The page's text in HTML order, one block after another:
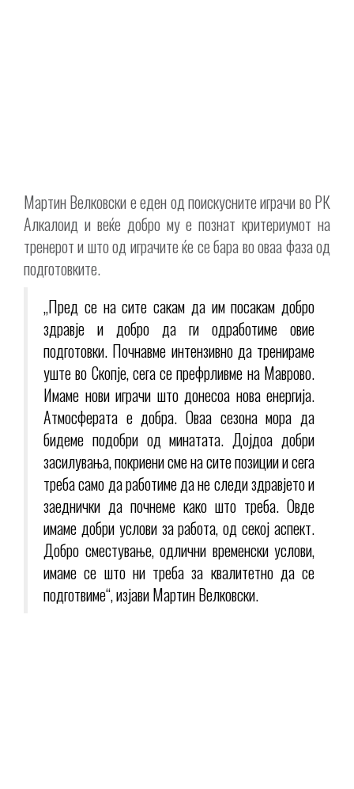
Мартин Велковски е еден од поискусните играчи во РК
Алкалоид и веќе добро му е познат критериумот на
тренерот и што од играчите ќе се бара во оваа фаза од
подготовките.
„Пред се на сите сакам да им посакам добро
здравје и добро да ги одработиме овие
подготовки. Почнавме интензивно да тренираме
уште во Скопје, сега се префрливме на Маврово.
Имаме нови играчи што донесоа нова енергија.
Атмосферата е добра. Оваа сезона мора да
бидеме подобри од минатата. Дојдоа добри
засилувања, покриени сме на сите позиции и сега
треба само да работиме да не следи здравјето и
заеднички да почнеме како што треба. Овде
имаме добри услови за работа, од секој аспект.
Добро сместување, одлични временски услови,
имаме се што ни треба за квалитетно да се
подготвиме“, изјави Мартин Велковски.